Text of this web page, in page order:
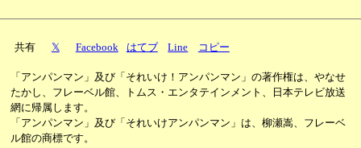
共有 𝕏 Facebook はてブ Line コピー
「アンパンマン」及び「それいけ！アンパンマン」の著作権は、やなせ
たかし、フレーベル館、トムス・エンタテインメント、日本テレビ放送
網に帰属します。
「アンパンマン」及び「それいけアンパンマン」は、柳瀬嵩、フレーベ
ル館の商標です。